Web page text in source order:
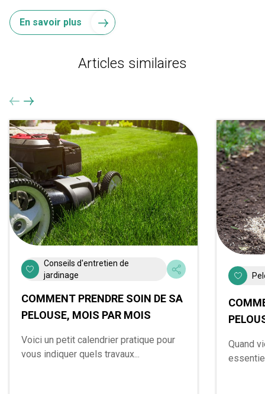
En savoir plus
Articles similaires
Conseils d'entretien de
jardinage
COMMENT PRENDRE SOIN DE SA
PELOUSE, MOIS PAR MOIS
Voici un petit calendrier pratique pour
vous indiquer quels travaux...
Quand